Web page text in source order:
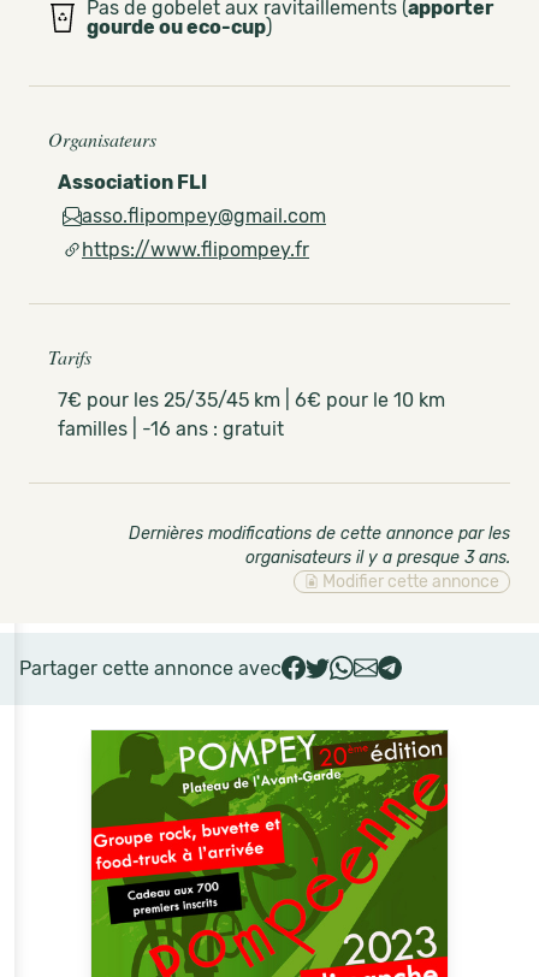
Pas de gobelet aux ravitaillements (apporter
gourde ou eco-cup)
Organisateurs
Association FLI
asso.flipompey@gmail.com
https://www.flipompey.fr
Tarifs
7€ pour les 25/35/45 km | 6€ pour le 10 km
familles | -16 ans : gratuit
Dernières modifications de cette annonce par les
organisateurs il y a presque 3 ans.
Modifier cette annonce
Partager cette annonce avec